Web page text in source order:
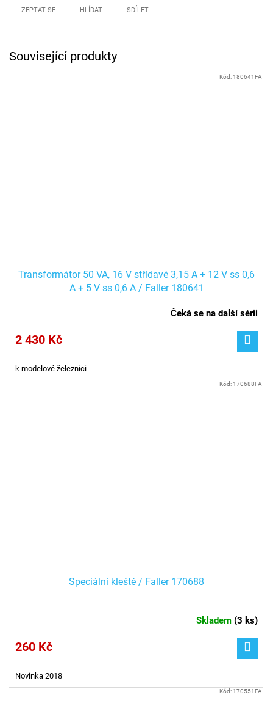
ZEPTAT SE HLÍDAT SDÍLET
Související produkty
Transformátor 50 VA, 16 V střídavé 3,15 A + 12 V ss 0,6
A + 5 V ss 0,6 A / Faller 180641
Čeká se na další sérii
2 430 Kč
k modelové železnici
Kód: 180641FA
Speciální kleště / Faller 170688
Skladem (3 ks)
260 Kč
Novinka 2018
Kód: 170688FA
Kód: 170551FA